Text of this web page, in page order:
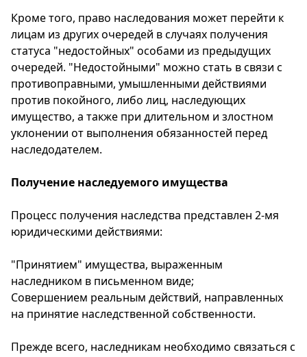
Кроме того, право наследования может перейти к
лицам из других очередей в случаях получения
статуса "недостойных" особами из предыдущих
очередей. "Недостойными" можно стать в связи с
противоправными, умышленными действиями
против покойного, либо лиц, наследующих
имущество, а также при длительном и злостном
уклонении от выполнения обязанностей перед
наследодателем.
Получение наследуемого имущества
Процесс получения наследства представлен 2-мя
юридическими действиями:
"Принятием" имущества, выраженным
наследником в письменном виде;
Совершением реальным действий, направленных
на принятие наследственной собственности.
Прежде всего, наследникам необходимо связаться с